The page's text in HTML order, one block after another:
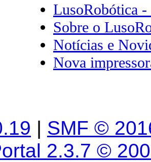
LusoRobótica -
Sobre o
Notícias e
Nova
| SMF ©
2.3.7 ©